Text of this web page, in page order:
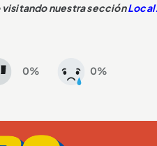
nuestra secciónLocal.
0% 0%